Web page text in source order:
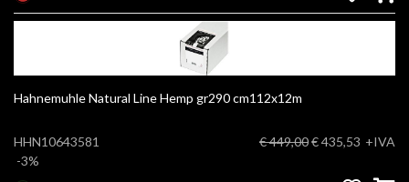
Hahnemuhle Natural Line Hemp gr290 cm112x12m
HHN10643581
-3%
€ 449,00€ 435,53 +IVA